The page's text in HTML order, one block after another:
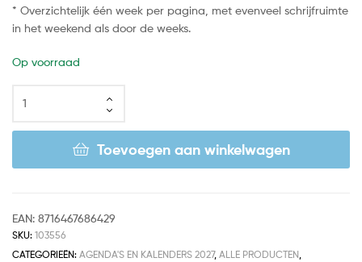
* Overzichtelijk één week per pagina, met evenveel schrijfruimte
in het weekend als door de weeks.
Op voorraad
Toevoegen aan winkelwagen
EAN: 8716467686429
SKU: 103556
CATEGORIEËN: AGENDA'S EN KALENDERS 2027, ALLE PRODUCTEN